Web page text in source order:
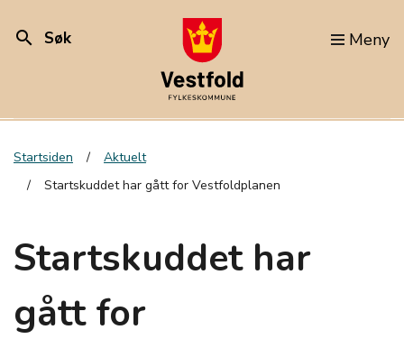
search Søk Meny
Startsiden
Aktuelt
Startskuddet har gått for Vestfoldplanen
Startskuddet har
gått for